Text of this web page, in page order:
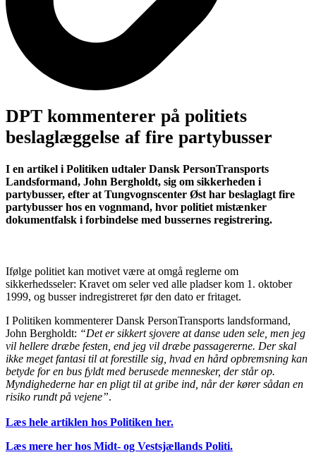
DPT kommenterer på politiets
beslaglæggelse af fire partybusser
I en artikel i Politiken udtaler Dansk PersonTransports
Landsformand, John Bergholdt, sig om sikkerheden i
partybusser, efter at Tungvognscenter Øst har beslaglagt fire
partybusser hos en vognmand, hvor politiet mistænker
dokumentfalsk i forbindelse med bussernes registrering.
Ifølge politiet kan motivet være at omgå reglerne om
sikkerhedsseler: Kravet om seler ved alle pladser kom 1. oktober
1999, og busser indregistreret før den dato er fritaget.
I Politiken kommenterer Dansk PersonTransports landsformand,
John Bergholdt: “Det er sikkert sjovere at danse uden sele, men jeg
vil hellere dræbe festen, end jeg vil dræbe passagererne. Der skal
ikke meget fantasi til at forestille sig, hvad en hård opbremsning kan
betyde for en bus fyldt med berusede mennesker, der står op.
Myndighederne har en pligt til at gribe ind, når der kører sådan en
risiko rundt på vejene”.
Læs hele artiklen hos Politiken her.
Læs mere her hos Midt- og Vestsjællands Politi.